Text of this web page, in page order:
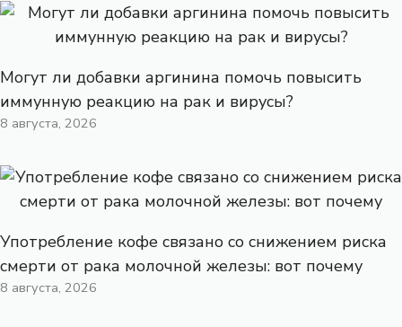
Могут ли добавки аргинина помочь повысить
иммунную реакцию на рак и вирусы?
8 августа, 2026
Употребление кофе связано со снижением риска
смерти от рака молочной железы: вот почему
8 августа, 2026